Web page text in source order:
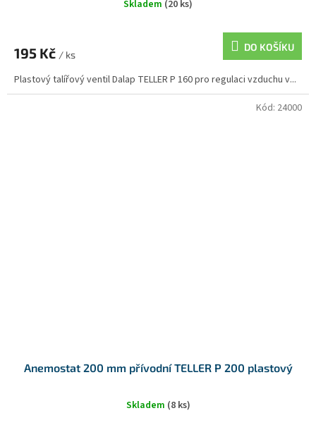
Skladem (20 ks)
195 Kč / ks
DO KOŠÍKU
Plastový talířový ventil Dalap TELLER P 160 pro regulaci vzduchu v...
Anemostat 200 mm přívodní TELLER P 200 plastový
Skladem (8 ks)
Kód: 24000